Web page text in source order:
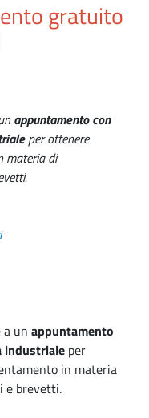
gratuito
appuntamento con
per ottenere
materia di
a un appuntamento
industriale per
in materia
e brevetti.